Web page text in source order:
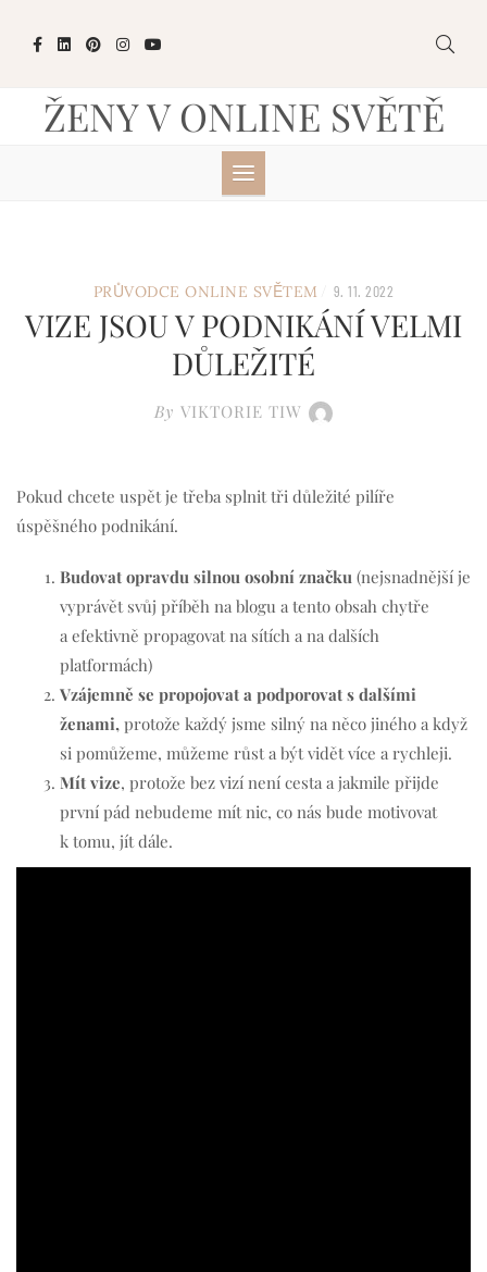
ŽENY V ONLINE SVĚTĚ
PRŮVODCE ONLINE SVĚTEM 9. 11. 2022
VIZE JSOU V PODNIKÁNÍ VELMI
DŮLEŽITÉ
By VIKTORIE TIW
Pokud chcete uspět je třeba splnit tři důležité pilíře
úspěšného podnikání.
Budovat opravdu silnou osobní značku (nejsnadnější je
vyprávět svůj příběh na blogu a tento obsah chytře
a efektivně propagovat na sítích a na dalších
platformách)
Vzájemně se propojovat a podporovat s dalšími
ženami, protože každý jsme silný na něco jiného a když
si pomůžeme, můžeme růst a být vidět více a rychleji.
Mít vize, protože bez vizí není cesta a jakmile přijde
první pád nebudeme mít nic, co nás bude motivovat
k tomu, jít dále.